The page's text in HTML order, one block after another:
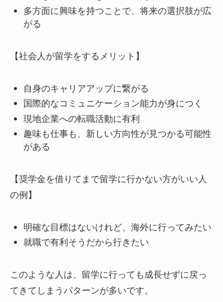
多方面に興味を持つことで、将来の選択肢が広
がる
【社会人が留学をするメリット】
自身のキャリアアップに繋がる
国際的なコミュニケーション能力が身につく
現地企業への転職活動に有利
趣味も仕事も、新しい方向性が見つかる可能性
がある
【奨学金を借りてまで留学に行かない方がいい人
の例】
明確な目標はないけれど、海外に行ってみたい
就職で有利そうだから行きたい
このような人は、留学に行っても成長せずに戻っ
てきてしまうパターンが多いです。